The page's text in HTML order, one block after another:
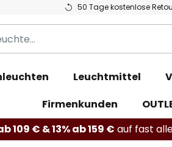
50 Tage kostenlose
Leuchtmittel
Firmenkunden
109 € & 13% ab 159 € auf fast